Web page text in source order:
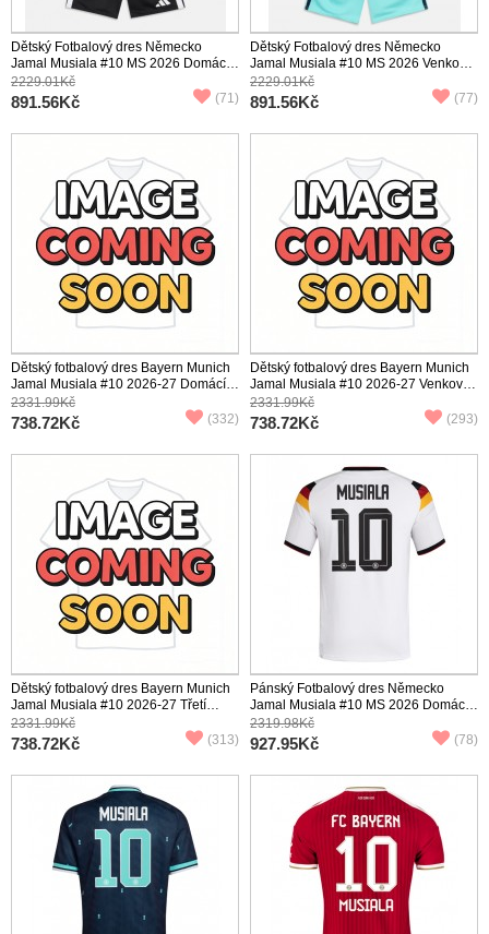
Dětský Fotbalový dres Německo
Jamal Musiala #10 MS 2026 Domácí
Krátký Rukáv (+ trenýrky)
2229.01Kč
891.56Kč (71)
Dětský Fotbalový dres Německo
Jamal Musiala #10 MS 2026 Venkovní
Krátký Rukáv (+ trenýrky)
2229.01Kč
891.56Kč (77)
Dětský fotbalový dres Bayern Munich
Jamal Musiala #10 2026-27 Domácí
Krátký Rukáv (+ trenýrky)
2331.99Kč
738.72Kč (332)
Dětský fotbalový dres Bayern Munich
Jamal Musiala #10 2026-27 Venkovní
Krátký Rukáv (+ trenýrky)
2331.99Kč
738.72Kč (293)
Dětský fotbalový dres Bayern Munich
Jamal Musiala #10 2026-27 Třetí
Krátký Rukáv (+ trenýrky)
2331.99Kč
738.72Kč (313)
Pánský Fotbalový dres Německo
Jamal Musiala #10 MS 2026 Domácí
Krátký Rukáv
2319.98Kč
927.95Kč (78)